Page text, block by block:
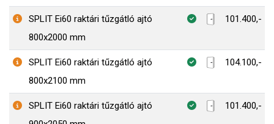
SPLIT Ei60 raktári tűzgátló ajtó
800x2000 mm
101.400,-
SPLIT Ei60 raktári tűzgátló ajtó
800x2100 mm
104.100,-
SPLIT Ei60 raktári tűzgátló ajtó
101.400,-